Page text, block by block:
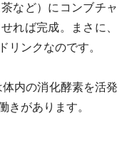
など）にコンブチャ
れば完成。まさに、
リンクなのです。
体内の消化酵素を活発
きがあります。